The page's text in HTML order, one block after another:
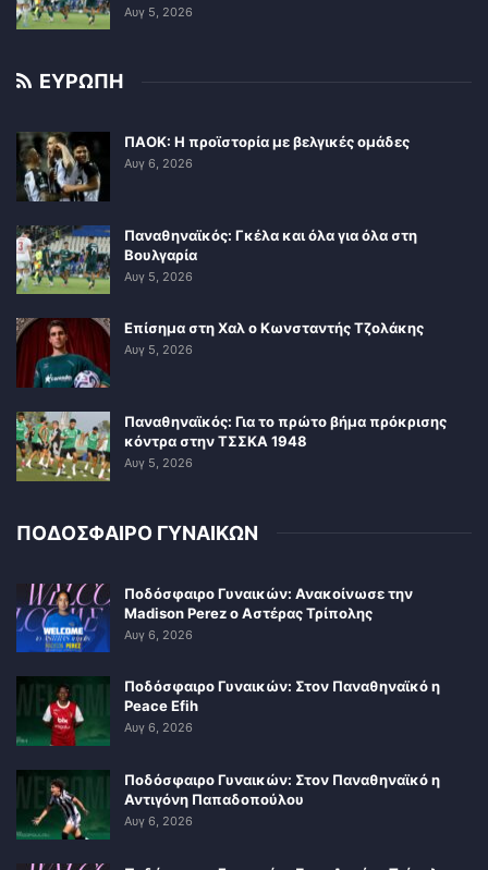
Αυγ 5, 2026
ΕΥΡΩΠΗ
ΠΑΟΚ: Η προϊστορία με βελγικές ομάδες
Αυγ 6, 2026
Παναθηναϊκός: Γκέλα και όλα για όλα στη
Βουλγαρία
Αυγ 5, 2026
Επίσημα στη Χαλ ο Κωνσταντής Τζολάκης
Αυγ 5, 2026
Παναθηναϊκός: Για το πρώτο βήμα πρόκρισης
κόντρα στην ΤΣΣΚΑ 1948
Αυγ 5, 2026
ΠΟΔΟΣΦΑΙΡΟ ΓΥΝΑΙΚΩΝ
Ποδόσφαιρο Γυναικών: Ανακοίνωσε την
Madison Perez ο Αστέρας Τρίπολης
Αυγ 6, 2026
Ποδόσφαιρο Γυναικών: Στον Παναθηναϊκό η
Peace Efih
Αυγ 6, 2026
Ποδόσφαιρο Γυναικών: Στον Παναθηναϊκό η
Αντιγόνη Παπαδοπούλου
Αυγ 6, 2026